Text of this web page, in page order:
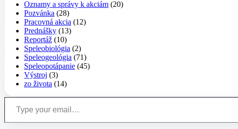
Oznamy a správy k akciám (20)
Pozvánka (28)
Pracovná akcia (12)
Prednášky (13)
Reportáž (10)
Speleobiológia (2)
Speleogeológia (71)
Speleopotápanie (45)
Výstroj (3)
zo života (14)
Type your email…